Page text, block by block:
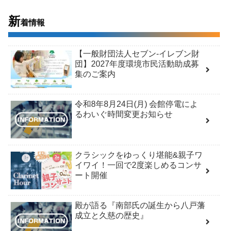
新着情報
【一般財団法人セブン-イレブン財
団】2027年度環境市民活動助成募
集のご案内
令和8年8月24日(月) 会館停電によ
るわいぐ時間変更お知らせ
クラシックをゆっくり堪能&親子ワ
イワイ！一回で2度楽しめるコンサ
ート開催
殿が語る『南部氏の誕生から八戸藩
成立と久慈の歴史』